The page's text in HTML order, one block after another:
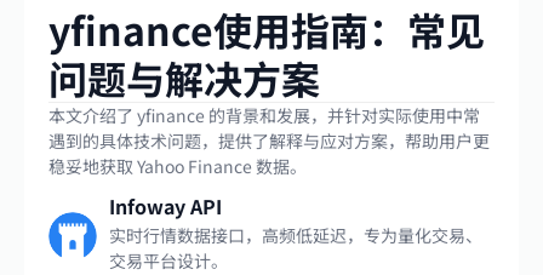
yfinance使用指南：常见
问题与解决方案
本文介绍了 yfinance 的背景和发展，并针对实际使用中常
遇到的具体技术问题，提供了解释与应对方案，帮助用户更
稳妥地获取 Yahoo Finance 数据。
Infoway API
实时行情数据接口，高频低延迟，专为量化交易、
交易平台设计。